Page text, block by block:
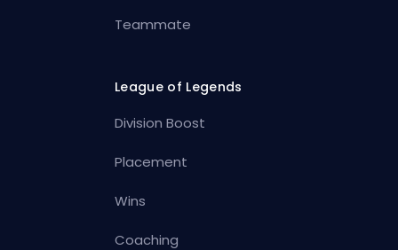
Teammate
League of Legends
Division Boost
Placement
Wins
Coaching